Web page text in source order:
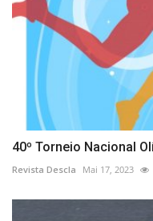
40º Torneio Nacional
Revista Descla Mai 17, 2023